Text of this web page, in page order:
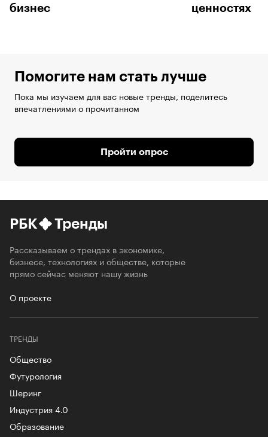
бизнес
ценностях
Помогите нам стать лучше
Пока мы изучаем для вас новые тренды, поделитесь
впечатлениями о прочитанном
Пройти опрос
РБК Тренды
Рассказываем о трендах в экономике,
бизнесе, технологиях и обществе, которые
прямо сейчас меняют нашу жизнь
О проекте
ТРЕНДЫ
Общество
Футурология
Шеринг
Индустрия 4.0
Образование